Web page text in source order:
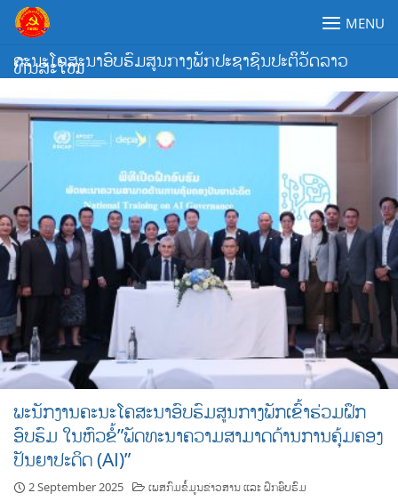
Skip
content
ຄະນະໂຄສະນາອົບຮົມສູນກາງພັກປະຊາຊົນປະຕິວັດລາວ
MENU
ທັນສະໄໝ
ພະນັກງານຄະນະໂຄສະນາອົບຮົມສູນກາງພັກເຂົ້າຮ່ວມຝຶກ
ອົບຮົມ ໃນຫົວຂໍ້”ພັດທະນາຄວາມສາມາດດ້ານການຄຸ້ມຄອງ
ປັນຍາປະດິດ (AI)”
2 September 2025 ເພສກົມຂໍ້ມູນຂ່າວສານ ແລະ ຝຶກອົບຮົມ